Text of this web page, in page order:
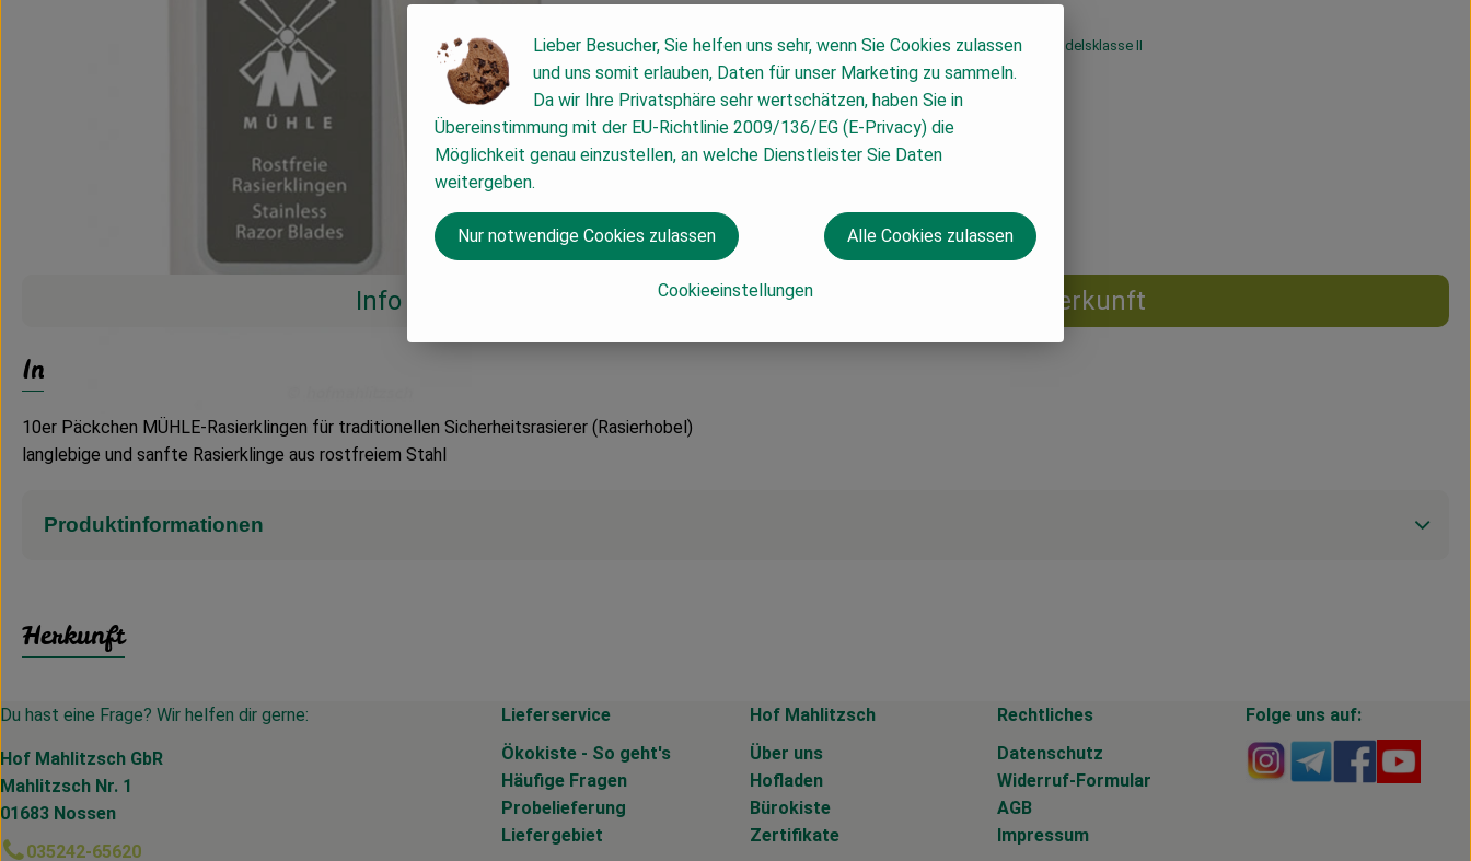
#53790 2,50 €/ Stück 19% MwSt Handelsklasse II
Info Herkunft
Info
10er Päckchen MÜHLE-Rasierklingen für traditionellen Sicherheitsrasierer (Rasierhobel)
langlebige und sanfte Rasierklinge aus rostfreiem Stahl
Produktinformationen
Herkunft
Du hast eine Frage? Wir helfen dir gerne:
Hof Mahlitzsch GbR
Mahlitzsch Nr. 1
01683 Nossen
035242-65620
Lieferservice
Ökokiste - So geht's
Häufige Fragen
Probelieferung
Liefergebiet
Hof Mahlitzsch
Über uns
Hofladen
Bürokiste
Zertifikate
Rechtliches
Datenschutz
Widerruf-Formular
AGB
Impressum
Folge uns auf:
Externer Link zu
Externer Link
Externer
Lieber Besucher, Sie helfen uns sehr, wenn Sie Cookies zulassen
und uns somit erlauben, Daten für unser Marketing zu sammeln.
Da wir Ihre Privatsphäre sehr wertschätzen, haben Sie in
Übereinstimmung mit der EU-Richtlinie 2009/136/EG (E-Privacy) die
Möglichkeit genau einzustellen, an welche Dienstleister Sie Daten
weitergeben.
Cookieeinstellungen
Nur notwendige Cookies zulassen Alle Cookies zulassen